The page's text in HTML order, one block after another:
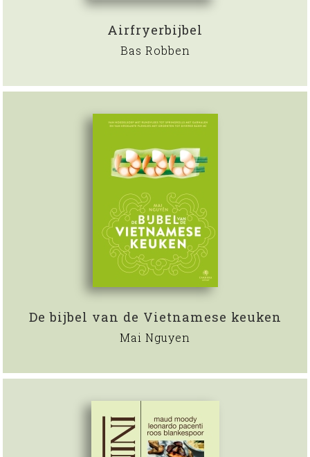
Airfryerbijbel
Bas Robben
De bijbel van de Vietnamese keuken
Mai Nguyen